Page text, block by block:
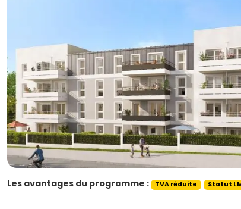
Les avantages du programme : TVA réduite Statut